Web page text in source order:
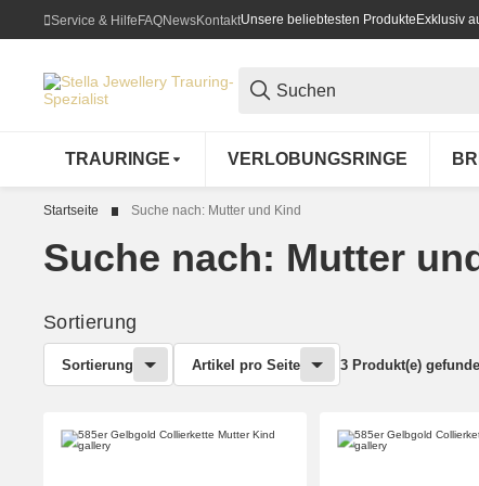
Service & HilfeFAQNewsKontaktUnsere beliebtesten Produkte Exklusiv
TRAURINGE VERLOBUNGSRINGE
Startseite Suche nach: Mutter und Kind
Suche nach: Mutter
Sortierung
Sortierung Artikel pro Seite 3 Produkt(e)